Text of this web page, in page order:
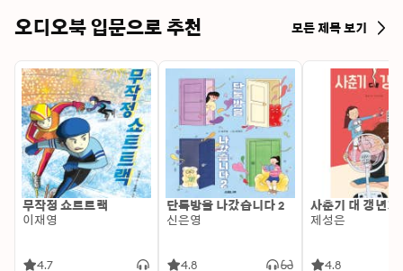
오디오북 입문으로 추천 모든 제목 보기
무작정 쇼트트랙
이재영
4.7
단톡방을 나갔습니다 2
신은영
4.8
사춘기 대 갱년기
제성은
4.8